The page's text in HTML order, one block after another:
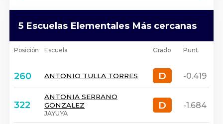
5 Escuelas Elementales Más cercanas
Posición Escuela Grado Punt.
260 ANTONIO TULLA TORRES D
D -0.419
322
ANTONIA SERRANO
GONZALEZ
JAYUYA
D
D -1.684